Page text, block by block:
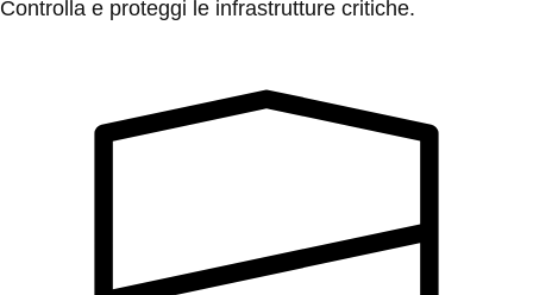
Controlla e proteggi le infrastrutture critiche.